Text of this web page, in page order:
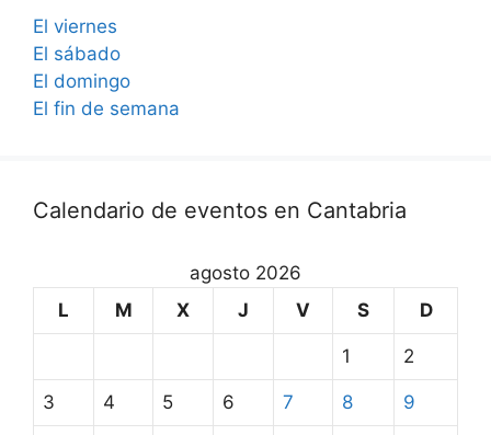
El viernes
El sábado
El domingo
El fin de semana
Calendario de eventos en Cantabria
agosto 2026
L
M X J V S D
1 2
3 4 5 6 7 8 9